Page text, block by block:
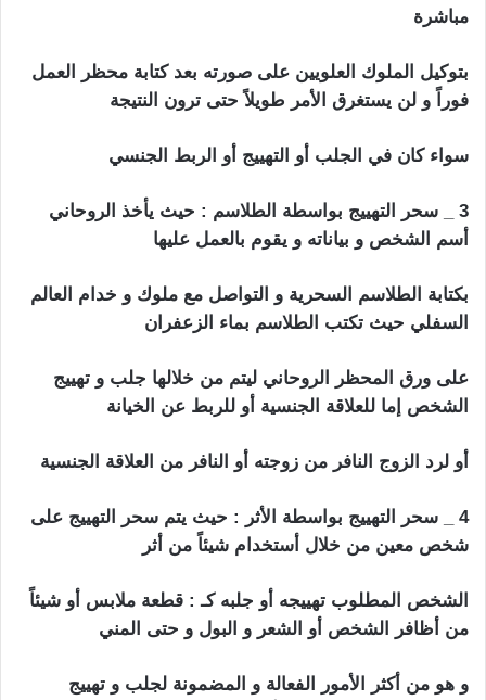
مباشرة
بتوكيل الملوك العلويين على صورته بعد كتابة محظر العمل
فوراً و لن يستغرق الأمر طويلاً حتى ترون النتيجة
سواء كان في الجلب أو التهييج أو الربط الجنسي
3 _ سحر التهييج بواسطة الطلاسم : حيث يأخذ الروحاني
أسم الشخص و بياناته و يقوم بالعمل عليها
بكتابة الطلاسم السحرية و التواصل مع ملوك و خدام العالم
السفلي حيث تكتب الطلاسم بماء الزعفران
على ورق المحظر الروحاني ليتم من خلالها جلب و تهييج
الشخص إما للعلاقة الجنسية أو للربط عن الخيانة
أو لرد الزوج النافر من زوجته أو النافر من العلاقة الجنسية
4 _ سحر التهييج بواسطة الأثر : حيث يتم سحر التهييج على
شخص معين من خلال أستخدام شيئاً من أثر
الشخص المطلوب تهييجه أو جلبه كـ : قطعة ملابس أو شيئاً
من أظافر الشخص أو الشعر و البول و حتى المني
و هو من أكثر الأمور الفعالة و المضمونة لجلب و تهييج